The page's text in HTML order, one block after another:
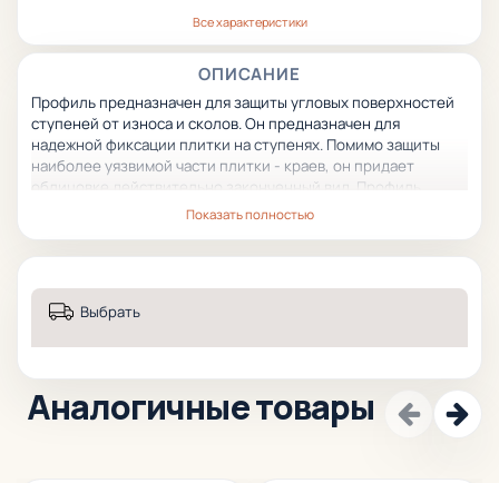
Все характеристики
ОПИСАНИЕ
Профиль предназначен для защиты угловых поверхностей
ступеней от износа и сколов. Он предназначен для
надежной фиксации плитки на ступенях. Помимо защиты
наиболее уязвимой части плитки - краев, он придает
облицовке действительно законченный вид. Профиль
имеет рифленую, противоскользящую поверхность.
Показать полностью
Выбрать
Аналогичные товары